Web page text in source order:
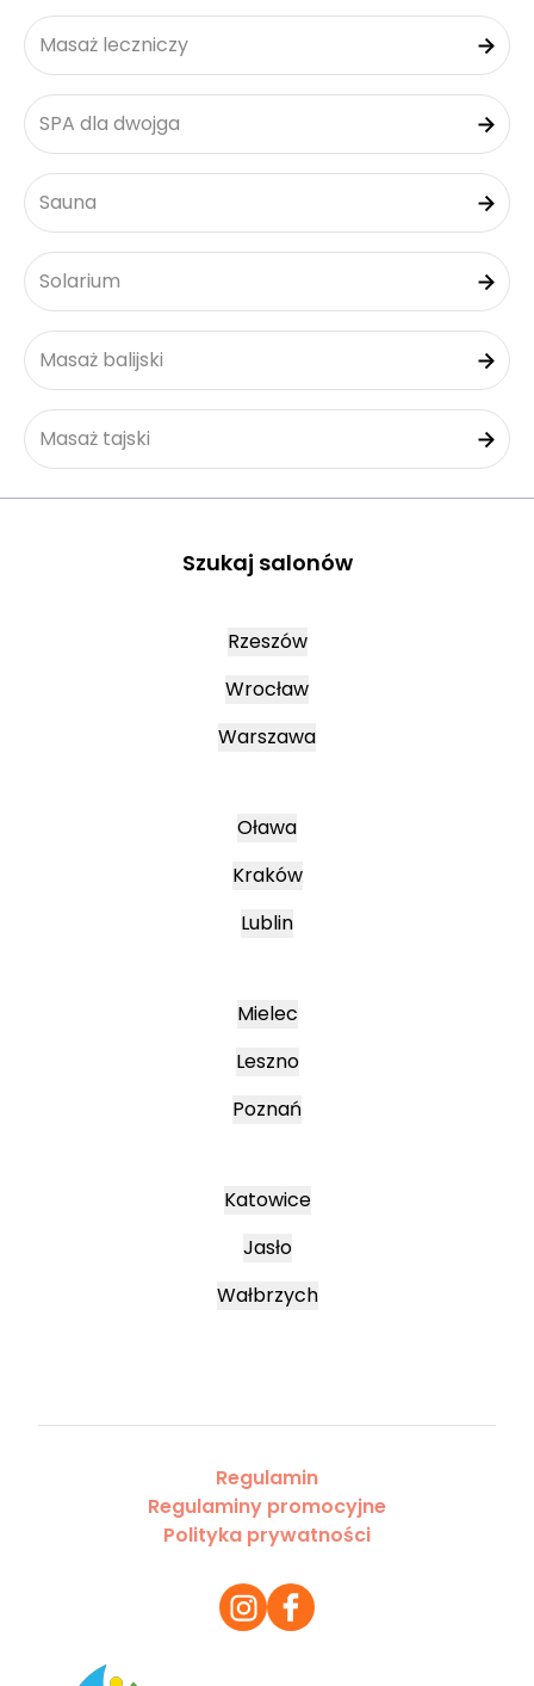
Masaż leczniczy
SPA dla dwojga
Sauna
Solarium
Masaż balijski
Masaż tajski
Szukaj salonów
Rzeszów
Wrocław
Warszawa
Oława
Kraków
Lublin
Mielec
Leszno
Poznań
Katowice
Jasło
Wałbrzych
Regulamin
Regulaminy promocyjne
Polityka prywatności